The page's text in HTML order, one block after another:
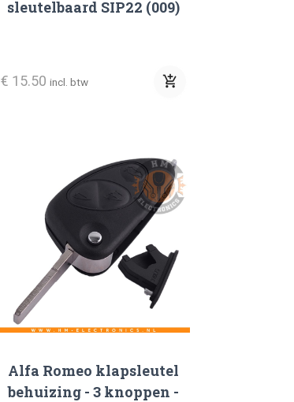
sleutelbaard SIP22 (009)
€ 15.50 incl. btw add_shopping_cart
Alfa Romeo klapsleutel
behuizing - 3 knoppen -